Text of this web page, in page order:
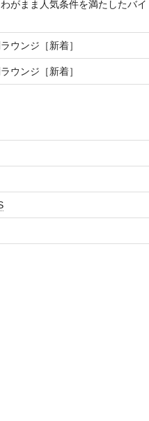
がまま人気条件を満たしたバイ
ウンジ［新着］
ウンジ［新着］